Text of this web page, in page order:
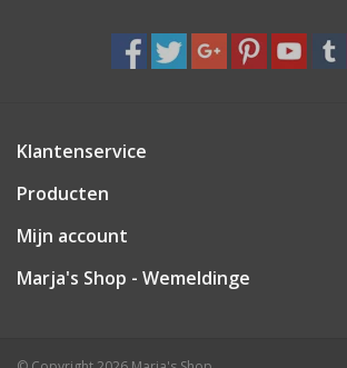
Speelgoed & hobby
Cadeau & feest
Contact/Locatie
Klantenservice
Producten
Mijn account
Marja's Shop - Wemeldinge